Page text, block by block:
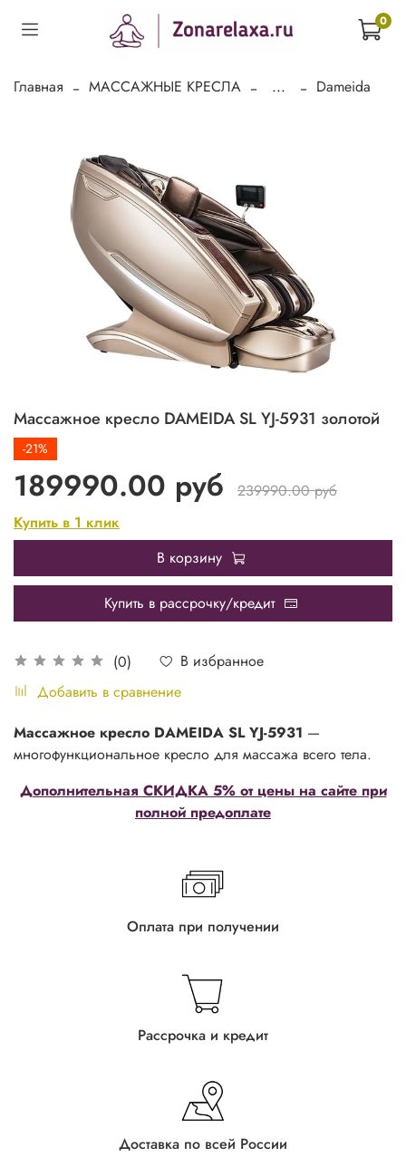
0
Главная МАССАЖНЫЕ КРЕСЛА ... Dameida
Массажное кресло DAMEIDA SL YJ-5931 золотой
(0)
В избранное
Добавить в сравнение
-21%
189990.00 руб
239990.00 руб
Купить в 1 клик
В корзину
Купить в рассрочку/кредит
Дополнительная СКИДКА 5% от цены на сайте при
полной предоплате
Массажное кресло DAMEIDA SL YJ-5931 —
многофункциональное кресло для массажа всего тела.
Оплата при получении
Рассрочка и кредит
Доставка по всей России